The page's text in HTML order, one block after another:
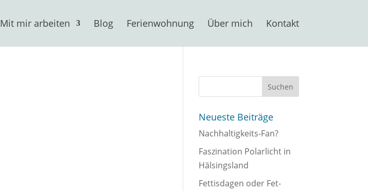
Mit mir arbeiten Blog Ferienwohnung Über mich Kontakt
Suchen
Neueste Beiträge
Nachhaltigkeits-Fan?
Faszination Polarlicht in
Hälsingsland
Fettisdagen oder Fet-